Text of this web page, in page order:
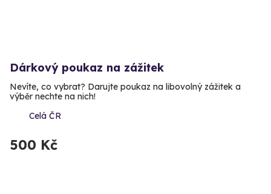
Dárkový poukaz na zážitek
Nevíte, co vybrat? Darujte poukaz na libovolný zážitek a
výběr nechte na nich!
Celá ČR
500 Kč